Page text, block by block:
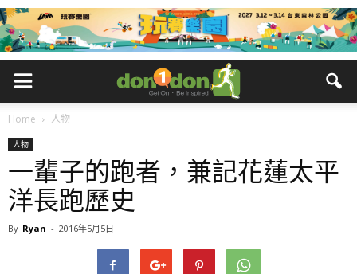
Home 人物
人物
一輩子的跑者，兼記花蓮太平
洋長跑歷史
By Ryan - 2016年5月5日